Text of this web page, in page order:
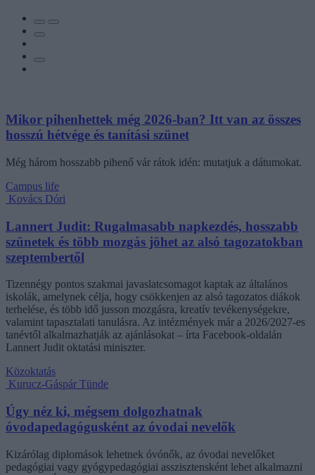
Mikor pihenhettek még 2026-ban? Itt van az összes
hosszú hétvége és tanítási szünet
Még három hosszabb pihenő vár rátok idén: mutatjuk a dátumokat.
Campus life
Kovács Dóri
Lannert Judit: Rugalmasabb napkezdés, hosszabb
szünetek és több mozgás jöhet az alsó tagozatokban
szeptembertől
Tizennégy pontos szakmai javaslatcsomagot kaptak az általános
iskolák, amelynek célja, hogy csökkenjen az alsó tagozatos diákok
terhelése, és több idő jusson mozgásra, kreatív tevékenységekre,
valamint tapasztalati tanulásra. Az intézmények már a 2026/2027-es
tanévtől alkalmazhatják az ajánlásokat – írta Facebook-oldalán
Lannert Judit oktatási miniszter.
Közoktatás
Kurucz-Gáspár Tünde
Úgy néz ki, mégsem dolgozhatnak
óvodapedagógusként az óvodai nevelők
Kizárólag diplomások lehetnek óvónők, az óvodai nevelőket
pedagógiai vagy gyógypedagógiai asszisztensként lehet alkalmazni